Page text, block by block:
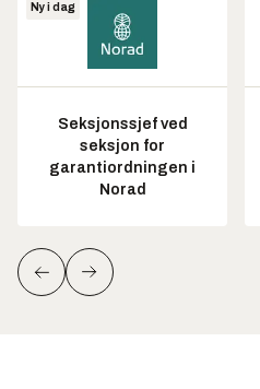
Ny i dag
Seksjonssjef ved
seksjon for
garantiordningen i
Norad